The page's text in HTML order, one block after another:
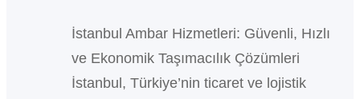
İstanbul Ambar Hizmetleri: Güvenli, Hızlı
ve Ekonomik Taşımacılık Çözümleri
İstanbul, Türkiye’nin ticaret ve lojistik